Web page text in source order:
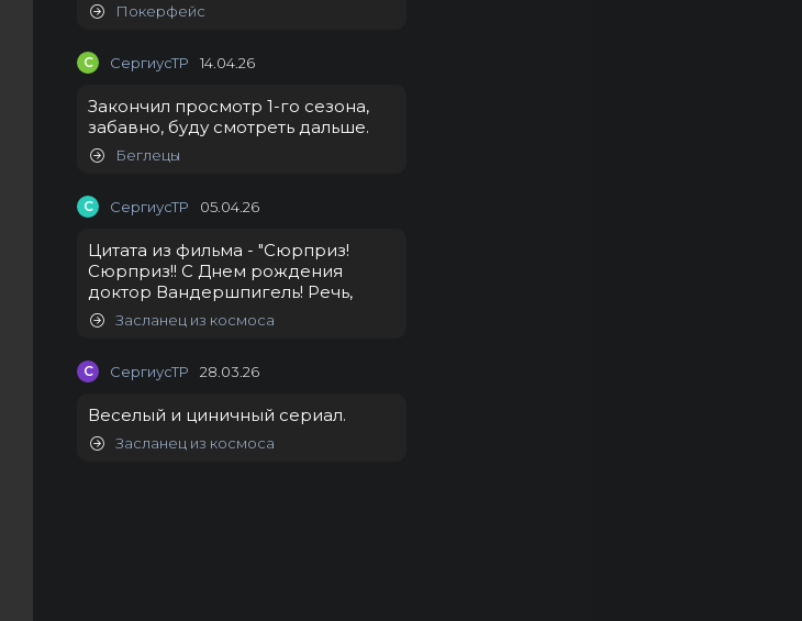
Покерфейс
С СергиусТР 14.04.26
Закончил просмотр 1-го сезона,
забавно, буду смотреть дальше.
Беглецы
С СергиусТР 05.04.26
Цитата из фильма - "Сюрприз!
Сюрприз!! С Днем рождения
доктор Вандершпигель! Речь,
Засланец из космоса
С СергиусТР 28.03.26
Веселый и циничный сериал.
Засланец из космоса